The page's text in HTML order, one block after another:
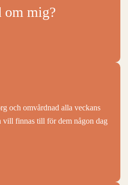
om mig?
och omvårdnad alla veckans
vill finnas till för dem någon dag